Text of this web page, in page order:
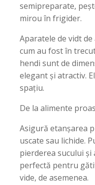
semipreparate,
mirou în frigider.
Aparatele de vidt
cum au fost în
hendi sunt de
elegant și atractiv.
spațiu.
De la alimente
Asigură etanșarea
uscate sau lichide.
pierderea sucului și
perfectă pentru
vide, de asemenea.